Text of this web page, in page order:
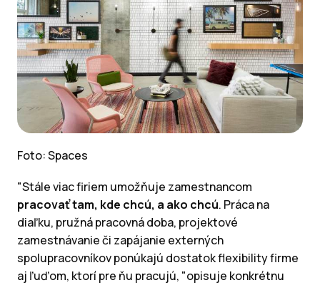
Foto: Spaces
"Stále viac firiem umožňuje zamestnancom
pracovať tam, kde chcú, a ako chcú. Práca na
diaľku, pružná pracovná doba, projektové
zamestnávanie či zapájanie externých
spolupracovníkov ponúkajú dostatok flexibility firme
aj ľuďom, ktorí pre ňu pracujú, "opisuje konkrétnu